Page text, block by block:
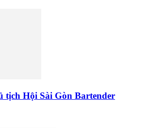
tịch Hội Sài Gòn Bartender